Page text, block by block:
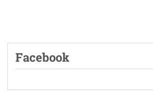
Facebook